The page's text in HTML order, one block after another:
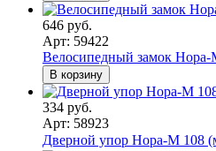
646 руб.
Арт: 59422
Велосипедный замок
В корзину
334 руб.
Арт: 58923
Дверной упор Нора-М 108